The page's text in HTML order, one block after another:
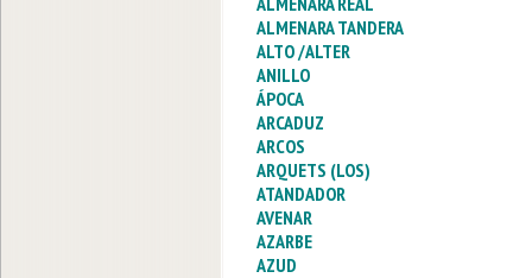
ALMENARA TANDERA
ALTO /ALTER
ANILLO
ÁPOCA
ARCADUZ
ARCOS
ARQUETS (LOS)
ATANDADOR
AVENAR
AZARBE
AZUD